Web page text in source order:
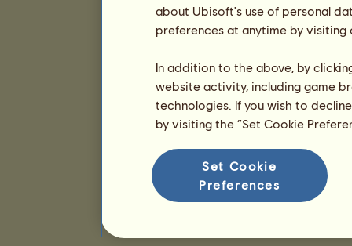
about Ubisoft's use of personal
preferences at anytime by
In addition to the above, by
website activity, including game
technologies. If you wish to
by visiting the “Set Cookie
Set Cookie
Preferences